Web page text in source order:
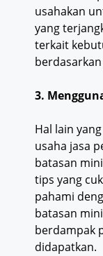
usahakan
yang
terkait
3.
Hal lain
usaha jasa
batasan
tips yang
pahami
batasan
berdampak
didapatkan.